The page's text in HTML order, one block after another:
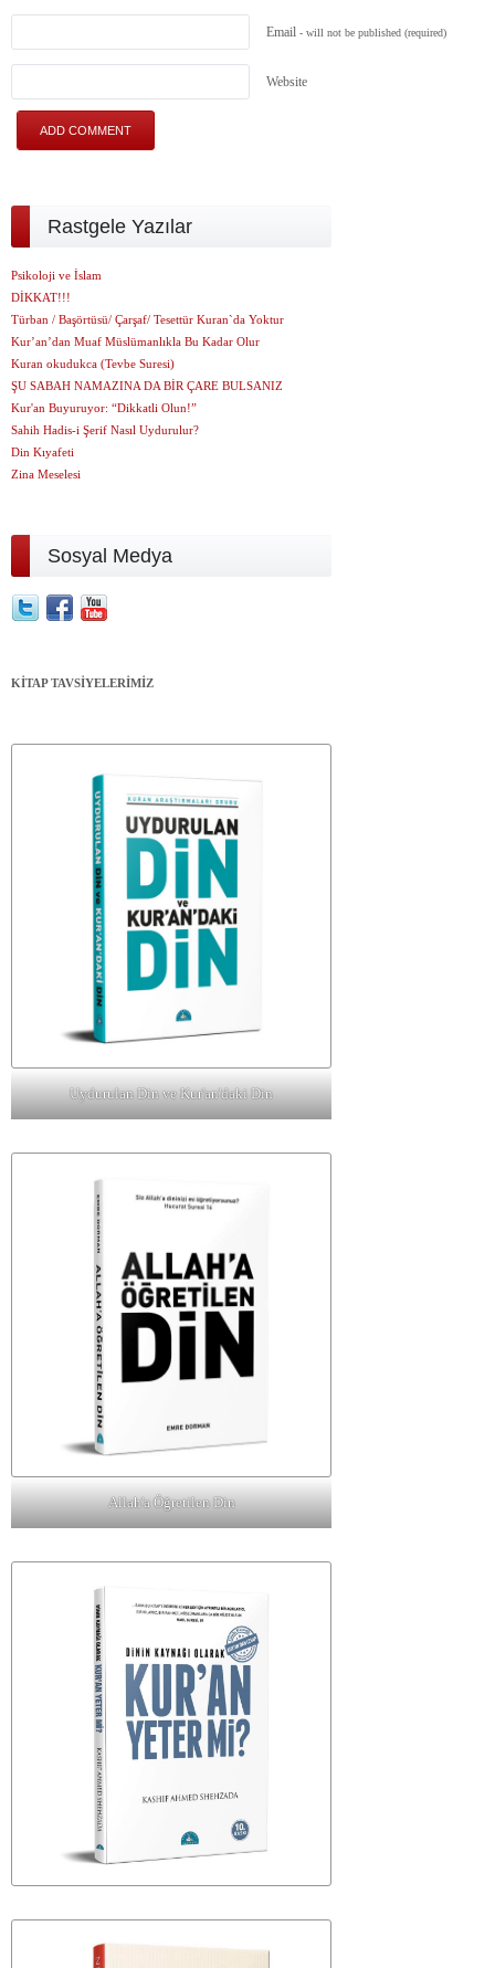
Email - will not be published (required)
Website
Rastgele Yazılar
Psikoloji ve İslam
DİKKAT!!!
Türban / Başörtüsü/ Çarşaf/ Tesettür Kuran`da Yoktur
Kur’an’dan Muaf Müslümanlıkla Bu Kadar Olur
Kuran okudukca (Tevbe Suresi)
ŞU SABAH NAMAZINA DA BİR ÇARE BULSANIZ
Kur'an Buyuruyor: “Dikkatli Olun!”
Sahih Hadis-i Şerif Nasıl Uydurulur?
Din Kıyafeti
Zina Meselesi
Sosyal Medya
KİTAP TAVSİYELERİMİZ
Uydurulan Din ve Kur'an'daki Din
Allah'a Öğretilen Din